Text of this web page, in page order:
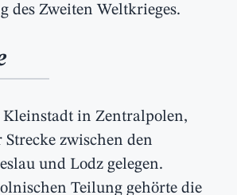
des Zweiten Weltkrieges.
in Zentralpolen,
zwischen den
und Lodz gelegen.
Teilung gehörte die